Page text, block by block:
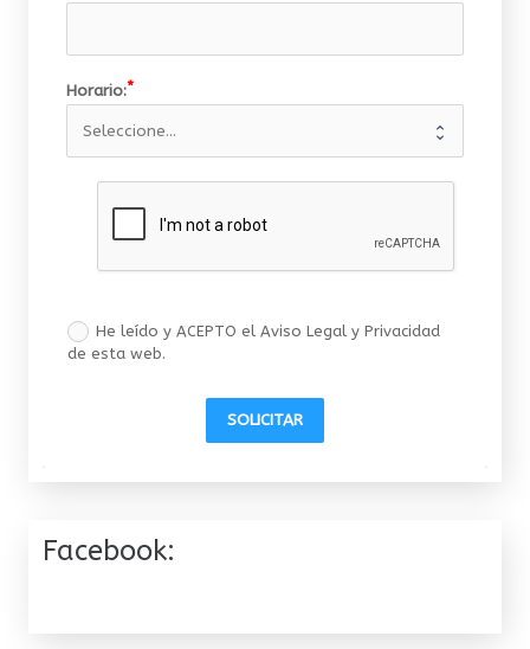
Horario:
He leído y ACEPTO el Aviso Legal y Privacidad
de esta web.
SOLICITAR
Facebook: